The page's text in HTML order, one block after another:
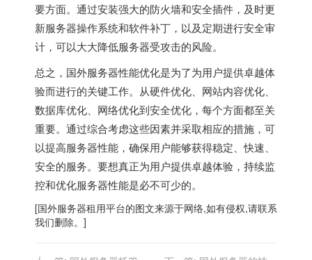
要方面。通过安装强大的防火墙和安全插件，及时更
新服务器操作系统和软件补丁，以及定期进行安全审
计，可以大大降低服务器受攻击的风险。
总之， 国外服务器性能优化是为了为用户提供卓越体
验而进行的关键工作。从硬件优化、网站内容优化、
数据库优化、网络优化到安全优化，每个方面都至关
重要。通过综合考虑这些因素并采取相应的措施，可
以提高服务器性能，确保用户能够获得稳定、快速、
安全的服务。要想真正为用户提供卓越体验，持续监
控和优化服务器性能是必不可少的。
[国外服务器租用平台的图文来源于网络,如有侵权,请联系
我们删除。]